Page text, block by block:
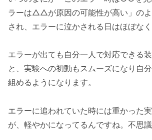
ラーは△△が原因の可能性が高い」の
され、エラーに泣かされる日はほぼなく
エラーが出ても自分一人で対応できる
と、実験への初動もスムーズになり自
組めるようになります。
エラーに追われていた時には重かった
が、軽やかになってるんですね。不思議